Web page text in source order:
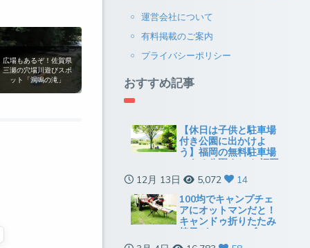
広場もあるぞ！佐賀県
三瀬の穴場川遊びスポ
ット「洞鳴の滝」
運営会社について
有料掲載のご案内
プライバシーポリシー
おすすめ記事
【休日は子供と駐車場
付き公園に出かけよ
う】福岡の無料駐車場
のある公園まとめ[福岡
市以外]
12月 13日 5,072
14
100均でキャンプチェ
アにオットマンだと！
キャンドゥ折りたたみ
椅子がミニテーブルに
も使えていい感じ